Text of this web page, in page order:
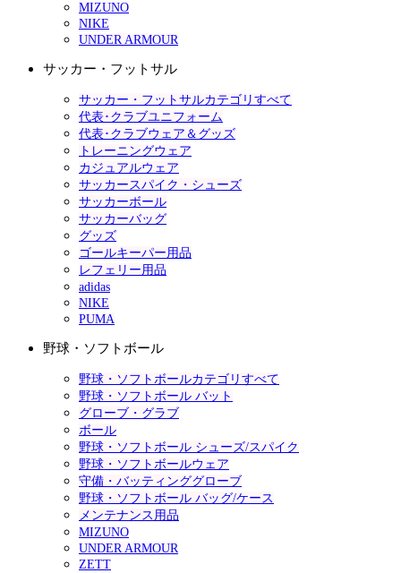
MIZUNO
NIKE
UNDER ARMOUR
サッカー・フットサル
サッカー・フットサルカテゴリすべて
代表･クラブユニフォーム
代表･クラブウェア＆グッズ
トレーニングウェア
カジュアルウェア
サッカースパイク・シューズ
サッカーボール
サッカーバッグ
グッズ
ゴールキーパー用品
レフェリー用品
adidas
NIKE
PUMA
野球・ソフトボール
野球・ソフトボールカテゴリすべて
野球・ソフトボール バット
グローブ・グラブ
ボール
野球・ソフトボール シューズ/スパイク
野球・ソフトボールウェア
守備・バッティンググローブ
野球・ソフトボール バッグ/ケース
メンテナンス用品
MIZUNO
UNDER ARMOUR
ZETT